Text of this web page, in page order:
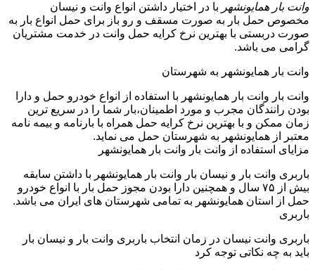
وانت بار همایونشهر با در اختیار داشتن انواع وانت و نیسان
مخصوص حمل بار به صورت مسقف و رو باز برای حمل انواع بار به
صورت دربستی با بهترین نرخ کرایه حمل وانت در خدمت مشتریان
گرامی می باشد.
وانت بار همایونشهر به شهرستان
وانت بار وانت بار همایونشهر با استفاده از انواع خودرو حمل و دارا
بودن رانندگان مجرب و مورد اطمینان،بار شما را در سریع ترین
زمان ممکن و با بهترین نرخ کرایه حمل همراه با بارنامه و بیمه نامه
معتبر از همایونشهر به شهرستان حمل می نماید.
مزایای استفاده از وانت بار وانت بار همایونشهر
باربری وانت بار و نیسان بار وانت بار همایونشهر با داشتن سابقه
بیش از ۷۵ سال و همچنین دارا بودن مجوز حمل بار با انواع خودرو
حمل از استان همایونشهر به تمامی شهرستان های ایران می باشد.
باربری
باربری وانت نیسان در زمان انتخاب باربری وانت بار و نیسان بار
باید به چه نکاتی توجه کرد